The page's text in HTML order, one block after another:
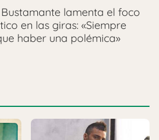
lamenta el foco
en las giras: «Siempre
haber una polémica»